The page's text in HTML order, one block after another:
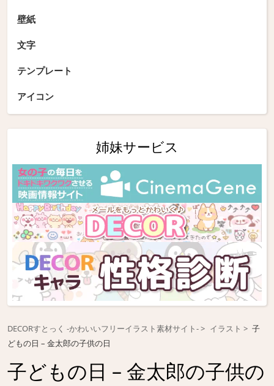
壁紙
文字
テンプレート
アイコン
姉妹サービス
DECORすとっく -かわいいフリーイラスト素材サイト- イラスト
子
どもの日 – 金太郎の子供の日
子どもの日 – 金太郎の子供の